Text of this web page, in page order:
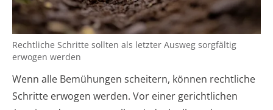
Rechtliche Schritte sollten als letzter Ausweg sorgfältig
erwogen werden
Wenn alle Bemühungen scheitern, können rechtliche
Schritte erwogen werden. Vor einer gerichtlichen